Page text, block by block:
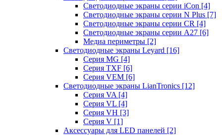
Светодиодные экраны серии iCon [4]
Светодиодные экраны серии N Plus [7]
Светодиодные экраны серии CR [4]
Светодиодные экраны серии А27 [6]
Медиа периметры [2]
Светодиодные экраны Leyard [16]
Серия MG [4]
Серия TXF [6]
Серия VEM [6]
Светодиодные экраны LianTronics [12]
Серия VA [4]
Серия VL [4]
Серия VH [3]
Серия V [1]
Аксессуары для LED панелей [2]